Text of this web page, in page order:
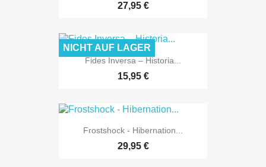
27,95 €
Fides Inversa ‎– Historia...
15,95 €
NICHT AUF LAGER
Frostshock - Hibernation...
29,95 €